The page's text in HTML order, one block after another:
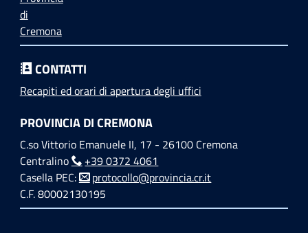
CONTATTI
Recapiti ed orari di apertura degli uffici
PROVINCIA DI CREMONA
C.so Vittorio Emanuele II, 17 - 26100 Cremona
Centralino
+39 0372 4061
Casella PEC:
protocollo@provincia.cr.it
C.F. 80002130195